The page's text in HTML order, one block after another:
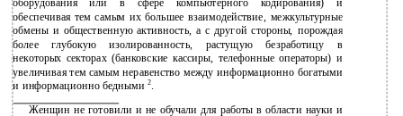
оборудования или в сфере компьютерного кодирования) и
обеспечивая тем самым их большее взаимодействие, межкультурные
обмены и общественную активность, а с другой стороны, порождая
более глубокую изолированность, растущую безработицу в
некоторых секторах (банковские кассиры, телефонные операторы) и
увеличивая тем самым неравенство между информационно богатыми
и информационно бедными 2.
Женщин не готовили и не обучали для работы в области науки и